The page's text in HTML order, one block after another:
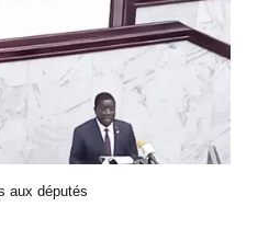
aux députés